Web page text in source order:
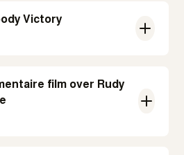
Victory
film over Rudy